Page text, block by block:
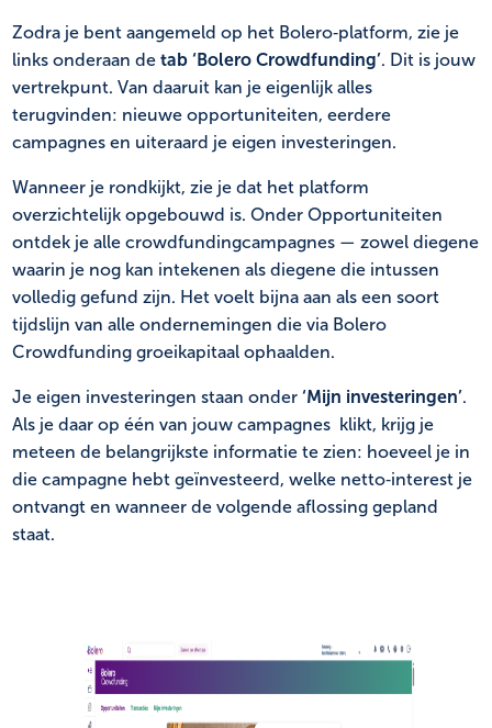
Zodra je bent aangemeld op het Bolero‑platform, zie je
links onderaan de tab ‘Bolero Crowdfunding’. Dit is jouw
vertrekpunt. Van daaruit kan je eigenlijk alles
terugvinden: nieuwe opportuniteiten, eerdere
campagnes en uiteraard je eigen investeringen.
Wanneer je rondkijkt, zie je dat het platform
overzichtelijk opgebouwd is. Onder Opportuniteiten
ontdek je alle crowdfundingcampagnes — zowel diegene
waarin je nog kan intekenen als diegene die intussen
volledig gefund zijn. Het voelt bijna aan als een soort
tijdslijn van alle ondernemingen die via Bolero
Crowdfunding groeikapitaal ophaalden.
Je eigen investeringen staan onder ‘Mijn investeringen’.
Als je daar op één van jouw campagnes klikt, krijg je
meteen de belangrijkste informatie te zien: hoeveel je in
die campagne hebt geïnvesteerd, welke netto‑interest je
ontvangt en wanneer de volgende aflossing gepland
staat.